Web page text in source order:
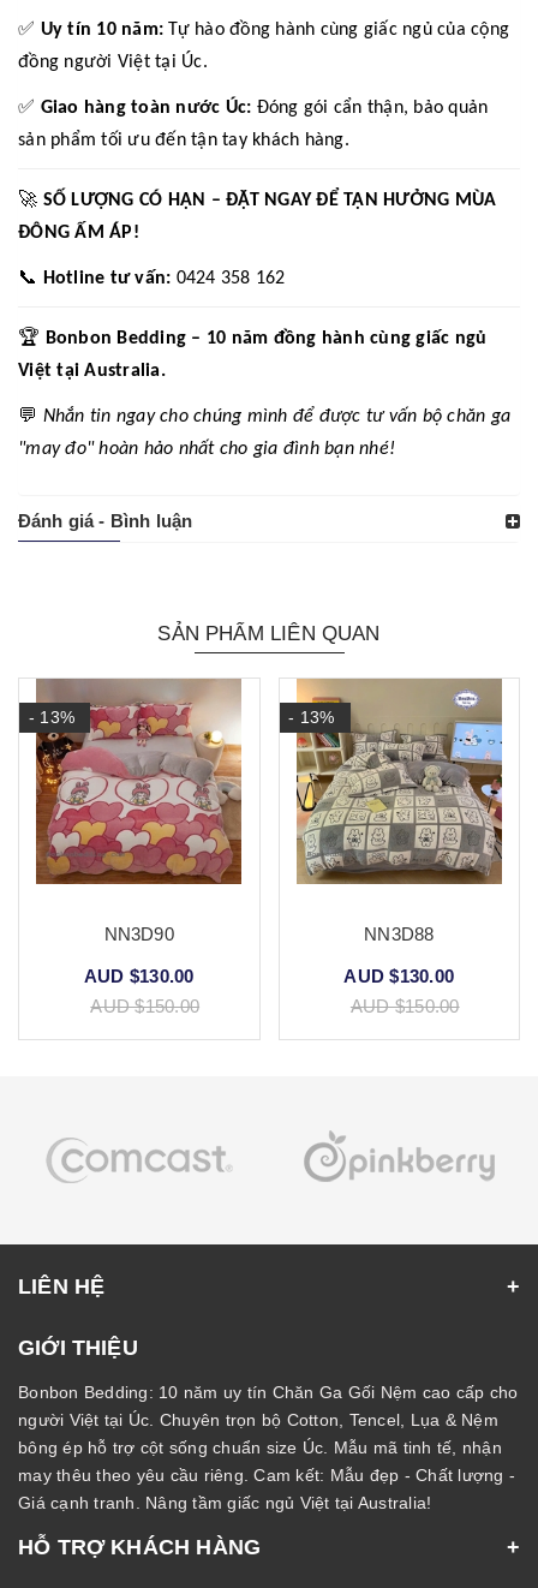
✅ Uy tín 10 năm: Tự hào đồng hành cùng giấc ngủ của cộng
đồng người Việt tại Úc.
✅ Giao hàng toàn nước Úc: Đóng gói cẩn thận, bảo quản
sản phẩm tối ưu đến tận tay khách hàng.
🚀 SỐ LƯỢNG CÓ HẠN – ĐẶT NGAY ĐỂ TẬN HƯỞNG MÙA
ĐÔNG ẤM ÁP!
📞 Hotline tư vấn: 0424 358 162
🏆 Bonbon Bedding – 10 năm đồng hành cùng giấc ngủ
Việt tại Australia.
💬 Nhắn tin ngay cho chúng mình để được tư vấn bộ chăn ga
"may đo" hoàn hảo nhất cho gia đình bạn nhé!
Đánh giá - Bình luận
SẢN PHẨM LIÊN QUAN
- 13%
NN3D90
AUD $130.00
AUD $150.00
- 13%
NN3D88
AUD $130.00
AUD $150.00
LIÊN HỆ
GIỚI THIỆU
Bonbon Bedding: 10 năm uy tín Chăn Ga Gối Nệm cao cấp cho
người Việt tại Úc. Chuyên trọn bộ Cotton, Tencel, Lụa & Nệm
bông ép hỗ trợ cột sống chuẩn size Úc. Mẫu mã tinh tế, nhận
may thêu theo yêu cầu riêng. Cam kết: Mẫu đẹp - Chất lượng -
Giá cạnh tranh. Nâng tầm giấc ngủ Việt tại Australia!
HỖ TRỢ KHÁCH HÀNG